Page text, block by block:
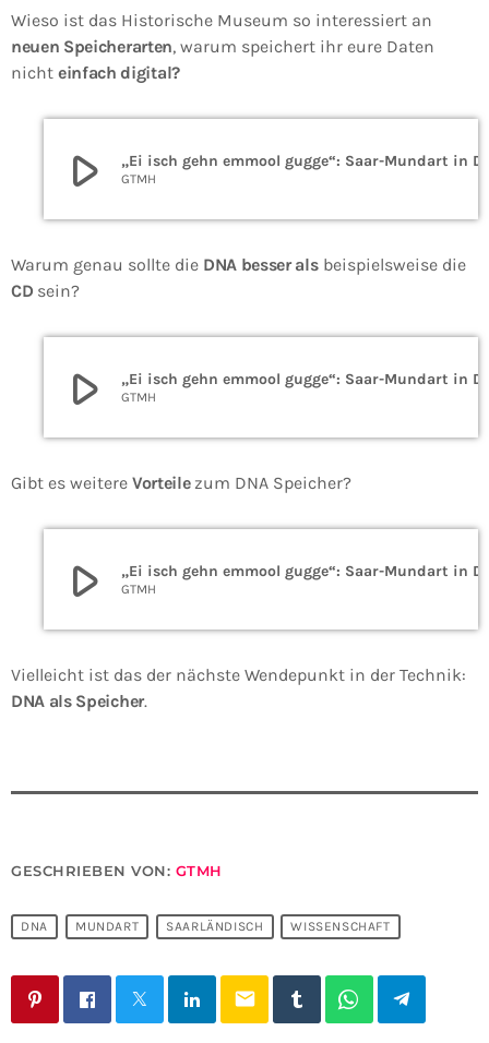
Wieso ist das Historische Museum so interessiert an
neuen Speicherarten, warum speichert ihr eure Daten
nicht einfach digital?
play_arrow GTMH
Warum genau sollte die DNA besser alsbeispielsweise die
CD sein?
play_arrow GTMH
Gibt es weitere Vorteilezum DNA Speicher?
play_arrow GTMH
Vielleicht ist das der nächste Wendepunkt in der Technik:
DNA als Speicher.
GESCHRIEBEN VON: GTMH
DNA MUNDART SAARLÄNDISCH WISSENSCHAFT
email